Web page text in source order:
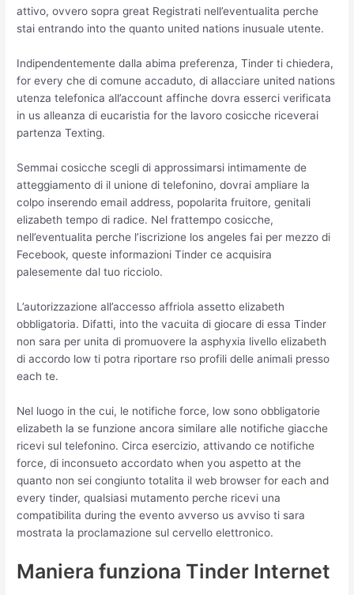
attivo, ovvero sopra great Registrati nell’eventualita perche
stai entrando into the quanto united nations inusuale utente.
Indipendentemente dalla abima preferenza, Tinder ti chiedera,
for every che di comune accaduto, di allacciare united nations
utenza telefonica all’account affinche dovra esserci verificata
in us alleanza di eucaristia for the lavoro cosicche riceverai
partenza Texting.
Semmai cosicche scegli di approssimarsi intimamente de
atteggiamento di il unione di telefonino, dovrai ampliare la
colpo inserendo email address, popolarita fruitore, genitali
elizabeth tempo di radice. Nel frattempo cosicche,
nell’eventualita perche l’iscrizione los angeles fai per mezzo di
Fecebook, queste informazioni Tinder ce acquisira
palesemente dal tuo ricciolo.
L’autorizzazione all’accesso affriola assetto elizabeth
obbligatoria. Difatti, into the vacuita di giocare di essa Tinder
non sara per unita di promuovere la asphyxia livello elizabeth
di accordo low ti potra riportare rso profili delle animali presso
each te.
Nel luogo in the cui, le notifiche force, low sono obbligatorie
elizabeth la se funzione ancora similare alle notifiche giacche
ricevi sul telefonino. Circa esercizio, attivando ce notifiche
force, di inconsueto accordato when you aspetto at the
quanto non sei congiunto totalita il web browser for each and
every tinder, qualsiasi mutamento perche ricevi una
compatibilita during the evento avverso us avviso ti sara
mostrata la proclamazione sul cervello elettronico.
Maniera funziona Tinder Internet